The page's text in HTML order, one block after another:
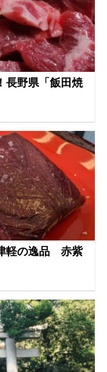
長野県「飯田焼
軽の逸品 赤紫